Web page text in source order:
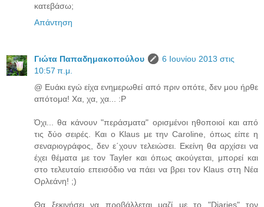
κατεβάσω;
Απάντηση
Γιώτα Παπαδημακοπούλου
6 Ιουνίου 2013 στις
10:57 π.μ.
@ Ευάκι εγώ είχα ενημερωθεί από πριν οπότε, δεν μου ήρθε
απότομα! Χα, χα, χα... :P
Όχι... θα κάνουν "περάσματα" ορισμένοι ηθοποιοί και από
τις δύο σειρές. Και ο Klaus με την Caroline, όπως είπε η
σεναριογράφος, δεν ε΄χουν τελειώσει. Εκείνη θα αρχίσει να
έχει θέματα με τον Tayler και όπως ακούγεται, μπορεί και
στο τελευταίο επεισόδιο να πάει να βρει τον Klaus στη Νέα
Ορλεάνη! ;)
Θα ξεκινήσει να προβάλλεται μαζί με το "Diaries" τον